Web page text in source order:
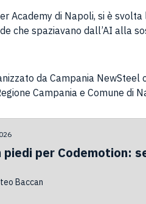
Academy di Napoli, si è
che spaziavano dall’AI alla
da Campania
Campania e Comune di
per Codemotion:
Baccan